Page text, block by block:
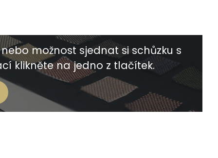
možnost sjednat si schůzku s
klikněte na jedno z tlačítek.